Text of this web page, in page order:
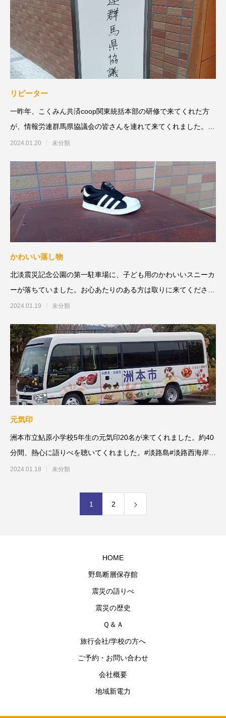
リピーター
一昨年、こくみん共済coop関東統括本部の研修で来てくれた方
が、情報労連群馬県協議会の皆さんを連れて来てくれました。短
時間でしたが、語り
2024.01.20 未分類
かわいい落し物
北淡震災記念公園の第一駐車場に、子ども用のかわいいスニーカ
ーが落ちていました。お心あたりのある方は取りに来てくださ
い。今日の語りべ
2024.01.19 未分類
元気印
洲本市立鮎原小学校5年生の元気印20名が来てくれました。約40
分間、熱心に語りべを聴いてくれました。#淡路島#淡路西海岸#
北
2024.01.18 未分類
1 2
HOME
野島断層保存館
震災の語りべ
震災の歴史
Ｑ＆Ａ
旅行会社/学校の方へ
ご予約・お問い合わせ
会社概要
地域新電力